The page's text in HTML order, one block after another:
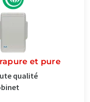
et pure
qualité